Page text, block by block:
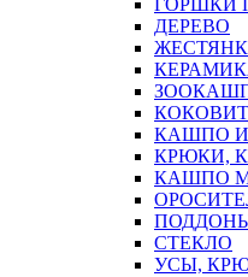
ГОРШКИ
ДЕРЕВО
КАШПО
КРЮКИ,
КАШПО
СТЕКЛО
УСЫ,